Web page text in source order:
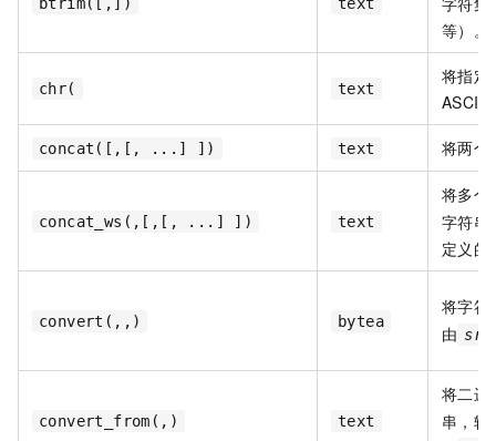
btrim([,]) text
等）。
chr( text
将指定
ASCII
concat([,[, ...] ]) text 将两个
concat_ws(,[,[, ...] ]) text
将多个
字符串
定义的
convert(,,) bytea
将字符
由
convert_from(,) text
将二进
串，转